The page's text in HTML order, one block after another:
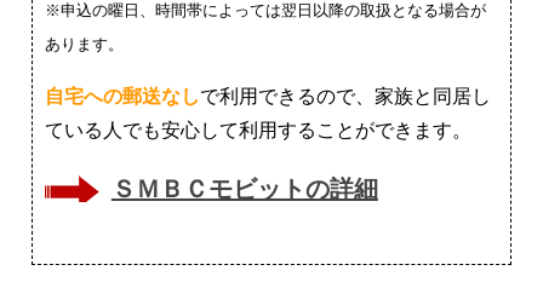
※申込の曜日、時間帯によっては翌日以降の取扱となる場合が
あります。
自宅への郵送なしで利用できるので、家族と同居し
ている人でも安心して利用することができます。
ＳＭＢＣモビットの詳細